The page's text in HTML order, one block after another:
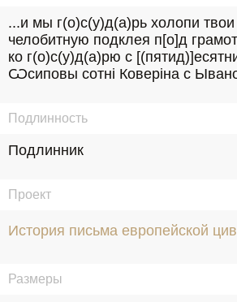
...и мы г(о)с(у)д(а)рь холопи твои
челобитную подклея п[о]д
ко г(о)с(у)д(а)рю с
Ѡсиповы сотні Коверіна с
Подлинность
Подлинник
Проект
История письма европейской
Размеры